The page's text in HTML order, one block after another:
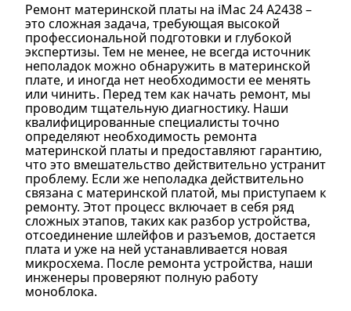
Ремонт материнской платы на iMac 24 A2438 –
это сложная задача, требующая высокой
профессиональной подготовки и глубокой
экспертизы. Тем не менее, не всегда источник
неполадок можно обнаружить в материнской
плате, и иногда нет необходимости ее менять
или чинить. Перед тем как начать ремонт, мы
проводим тщательную диагностику. Наши
квалифицированные специалисты точно
определяют необходимость ремонта
материнской платы и предоставляют гарантию,
что это вмешательство действительно устранит
проблему. Если же неполадка действительно
связана с материнской платой, мы приступаем к
ремонту. Этот процесс включает в себя ряд
сложных этапов, таких как разбор устройства,
отсоединение шлейфов и разъемов, достается
плата и уже на ней устанавливается новая
микросхема. После ремонта устройства, наши
инженеры проверяют полную работу
моноблока.